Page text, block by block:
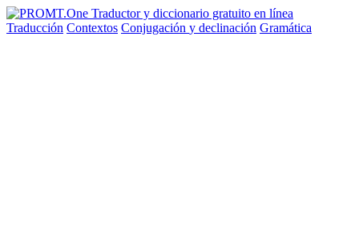
Traducción Contextos Conjugación y declinación Gramática